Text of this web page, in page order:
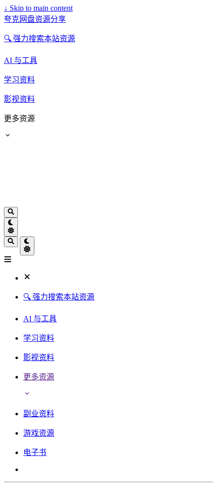
↓ Skip to main content
夸克网盘资源分享
🔍 强力搜索本站资源
AI 与工具
学习资料
影视资料
更多资源
🔍 强力搜索本站资源
AI 与工具
学习资料
影视资料
更多资源
副业资料
游戏资源
电子书